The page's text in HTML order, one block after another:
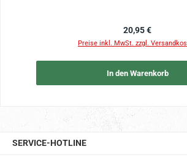
Regulärer Preis:
20,95 €
Preise inkl. MwSt. zzgl.
In den Warenkorb
SERVICE-HOTLINE